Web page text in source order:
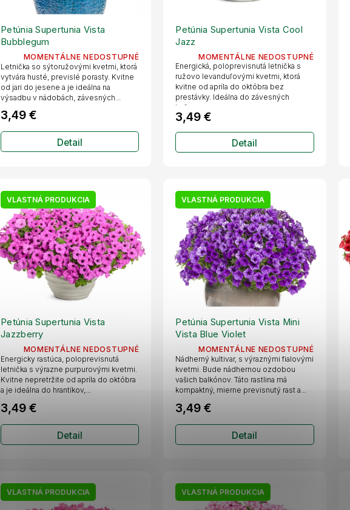
Petúnia Supertunia Vista
Bubblegum
MOMENTÁLNE NEDOSTUPNÉ
3,49 €
Detail
Letnička so sýtoružovými kvetmi, ktorá
vytvára husté, previslé porasty. Kvitne
od jari do jesene a je ideálna na
výsadbu v nádobách, závesných...
Petúnia Supertunia Vista Cool
Jazz
MOMENTÁLNE NEDOSTUPNÉ
3,49 €
Detail
Energická, poloprevisnutá letnička s
ružovo levanduľovými kvetmi, ktorá
kvitne od apríla do októbra bez
prestávky. Ideálna do závesných
košov,...
VLASTNÁ PRODUKCIA
Petúnia Supertunia Vista
Jazzberry
MOMENTÁLNE NEDOSTUPNÉ
3,49 €
Detail
Energicky rastúca, poloprevisnutá
letnička s výrazne purpurovými kvetmi.
Kvitne nepretržite od apríla do októbra
a je ideálna do hrantíkov,...
VLASTNÁ PRODUKCIA
Petúnia Supertunia Vista Mini
Vista Blue Violet
MOMENTÁLNE NEDOSTUPNÉ
3,49 €
Detail
Nádherný kultivar, s výraznými fialovými
kvetmi. Bude nádhernou ozdobou
vašich balkónov. Táto rastlina má
kompaktný, mierne previsnutý rast a...
VLASTNÁ PRODUKCIA VLASTNÁ PRODUKCIA